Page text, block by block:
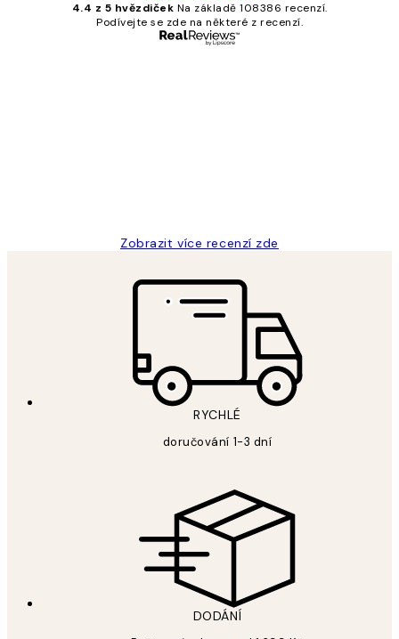
4.4 z 5 hvězdiček Na základě 108386 recenzí.
Podívejte se zde na některé z recenzí.
Zobrazit více recenzí zde
RYCHLÉ
doručování 1-3 dní
DODÁNÍ